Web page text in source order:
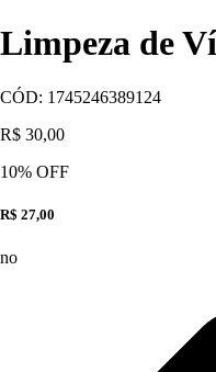
Limpeza de
CÓD: 1745246389124
R$ 30,00
10% OFF
R$ 27,00
no